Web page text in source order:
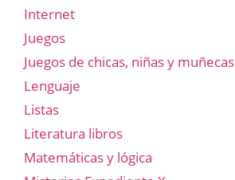
Internet
Juegos
Juegos de chicas, niñas y muñecas
Lenguaje
Listas
Literatura libros
Matemáticas y lógica